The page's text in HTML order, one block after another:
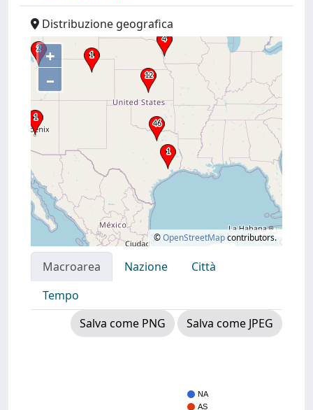
Distribuzione geografica
+
–
©OpenStreetMapcontributors.
Macroarea Nazione
Città
Tempo
Salva come PNG
Salva come JPEG
NA
AS